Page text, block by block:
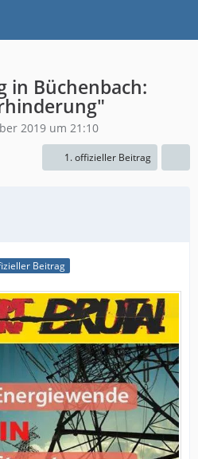
in Büchenbach:
2019 um 21:10
1. offizieller Beitrag
Beitrag